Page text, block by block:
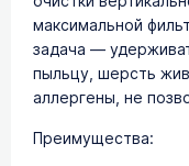
максимальной
задача —
пыльцу, шерсть
аллергены, не
Преимущества: